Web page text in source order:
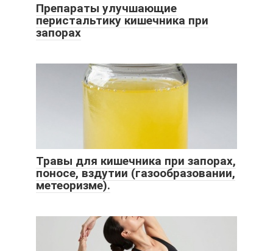
Препараты улучшающие
перистальтику кишечника при
запорах
Травы для кишечника при запорах,
поносе, вздутии (газообразовании,
метеоризме).